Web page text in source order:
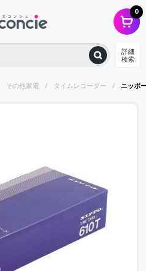
0
詳細
検索
その他家電 タイムレコーダー ニッポ